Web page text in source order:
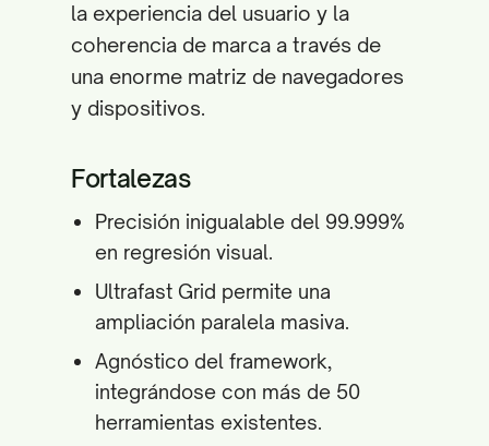
la experiencia del usuario y la
coherencia de marca a través de
una enorme matriz de navegadores
y dispositivos.
Fortalezas
Precisión inigualable del 99.999%
en regresión visual.
Ultrafast Grid permite una
ampliación paralela masiva.
Agnóstico del framework,
integrándose con más de 50
herramientas existentes.